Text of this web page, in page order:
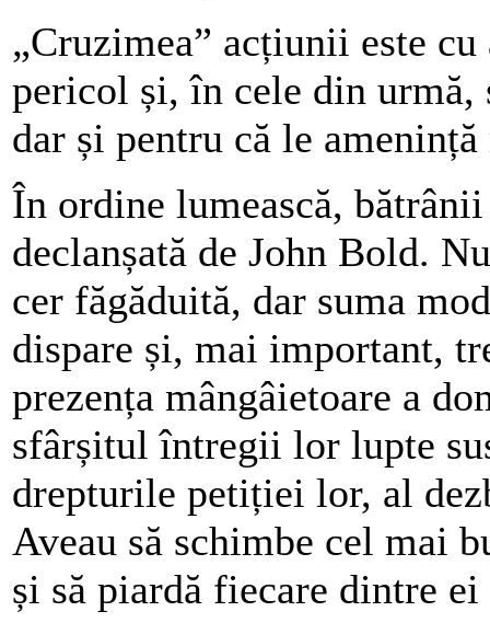
„Cruzimea” acțiunii este
pericol și, în cele din urmă,
dar și pentru că le
În ordine lumească,
declanșată de John Bold.
cer făgăduită, dar suma
dispare și, mai important,
prezența mângâietoare a
sfârșitul întregii lor lupte
drepturile petiției lor, al
Aveau să schimbe cel mai
și să piardă fiecare dintre